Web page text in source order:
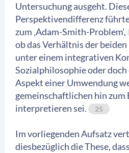
Untersuchung ausgeht.
Perspektivendifferenz
zum ‚Adam-Smith-Problem‘,
ob das Verhältnis der
unter einem integrativen
Sozialphilosophie oder
Aspekt einer Umwendung
gemeinschaftlichen hin zum
interpretieren sei.
25
Im vorliegenden Aufsatz
diesbezüglich die These,